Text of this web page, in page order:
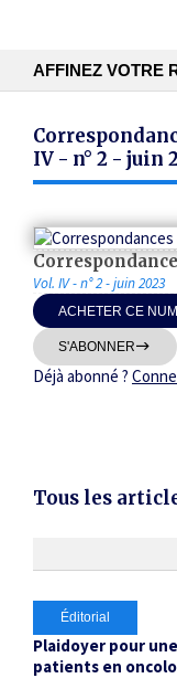
AFFINEZ VOTRE
Thématiques
Du
IV - n° 2 - juin
Vol. IV - n° 2 - juin 2023
ACHETER CE
S'ABONNER
Déjà abonné ?
Tous les
Éditorial
Plaidoyer pour
patients en